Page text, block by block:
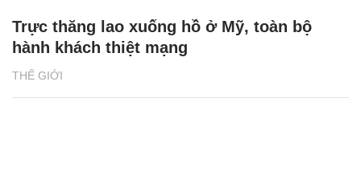
THẾ GIỚI
Trực thăng lao xuống hồ ở Mỹ, toàn bộ
hành khách thiệt mạng